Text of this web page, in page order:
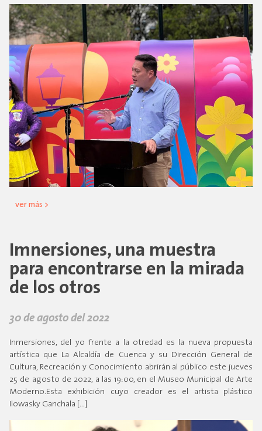
ver más >
Imnersiones, una muestra
para encontrarse en la mirada
de los otros
30 de agosto del 2022
Inmersiones, del yo frente a la otredad es la nueva propuesta
artística que La Alcaldía de Cuenca y su Dirección General de
Cultura, Recreación y Conocimiento abrirán al público este jueves
25 de agosto de 2022, a las 19:00, en el Museo Municipal de Arte
Moderno.Esta exhibición cuyo creador es el artista plástico
Ilowasky Ganchala […]